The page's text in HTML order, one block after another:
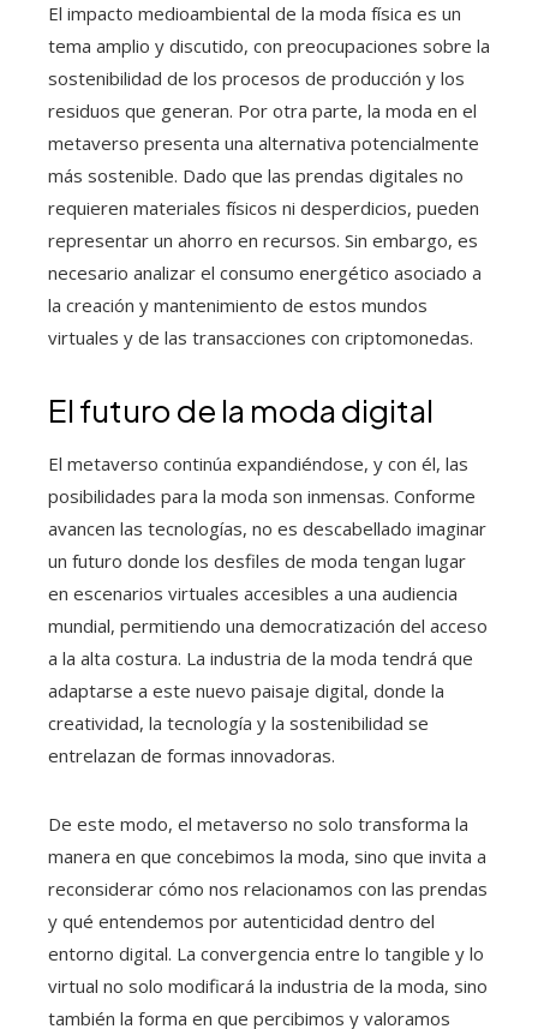
El impacto medioambiental de la moda física es un
tema amplio y discutido, con preocupaciones sobre la
sostenibilidad de los procesos de producción y los
residuos que generan. Por otra parte, la moda en el
metaverso presenta una alternativa potencialmente
más sostenible. Dado que las prendas digitales no
requieren materiales físicos ni desperdicios, pueden
representar un ahorro en recursos. Sin embargo, es
necesario analizar el consumo energético asociado a
la creación y mantenimiento de estos mundos
virtuales y de las transacciones con criptomonedas.
El futuro de la moda digital
El metaverso continúa expandiéndose, y con él, las
posibilidades para la moda son inmensas. Conforme
avancen las tecnologías, no es descabellado imaginar
un futuro donde los desfiles de moda tengan lugar
en escenarios virtuales accesibles a una audiencia
mundial, permitiendo una democratización del acceso
a la alta costura. La industria de la moda tendrá que
adaptarse a este nuevo paisaje digital, donde la
creatividad, la tecnología y la sostenibilidad se
entrelazan de formas innovadoras.
De este modo, el metaverso no solo transforma la
manera en que concebimos la moda, sino que invita a
reconsiderar cómo nos relacionamos con las prendas
y qué entendemos por autenticidad dentro del
entorno digital. La convergencia entre lo tangible y lo
virtual no solo modificará la industria de la moda, sino
también la forma en que percibimos y valoramos